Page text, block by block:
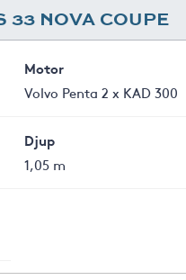
33 NOVA COUPE
Motor
Volvo Penta 2 x KAD 300
Djup
1,05 m